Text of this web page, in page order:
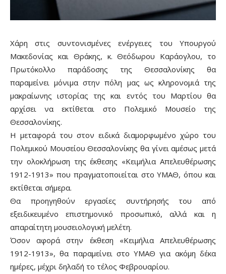
Χάρη στις συντονισμένες ενέργειες του Υπουργού
Μακεδονίας και Θράκης, κ. Θεόδωρου Καράογλου, το
Πρωτόκολλο παράδοσης της Θεσσαλονίκης θα
παραμείνει μόνιμα στην πόλη μας ως κληρονομιά της
μακραίωνης ιστορίας της και εντός του Μαρτίου θα
αρχίσει να εκτίθεται στο Πολεμικό Μουσείο της
Θεσσαλονίκης.
Η μεταφορά του στον ειδικά διαμορφωμένο χώρο του
Πολεμικού Μουσείου Θεσσαλονίκης θα γίνει αμέσως μετά
την ολοκλήρωση της έκθεσης «Κειμήλια Απελευθέρωσης
1912-1913» που πραγματοποιείται στο ΥΜΑΘ, όπου και
εκτίθεται σήμερα.
Θα προηγηθούν εργασίες συντήρησής του από
εξειδικευμένο επιστημονικό προσωπικό, αλλά και η
απαραίτητη μουσειολογική μελέτη.
Όσον αφορά στην έκθεση «Κειμήλια Απελευθέρωσης
1912-1913», θα παραμείνει στο ΥΜΑΘ για ακόμη δέκα
ημέρες, μέχρι δηλαδή το τέλος Φεβρουαρίου.